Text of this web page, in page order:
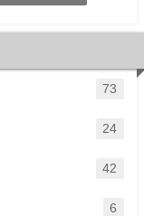
73
24
42
6